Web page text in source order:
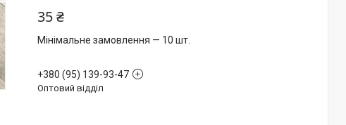
35 ₴
Мінімальне замовлення — 10 шт.
+380 (95) 139-93-47
Оптовий відділ